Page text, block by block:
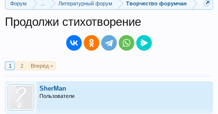
Форум Литературный форум Творчество форумчан
Продолжи стихотворение
1 2 Вперёд >
SherMan
Пользователи